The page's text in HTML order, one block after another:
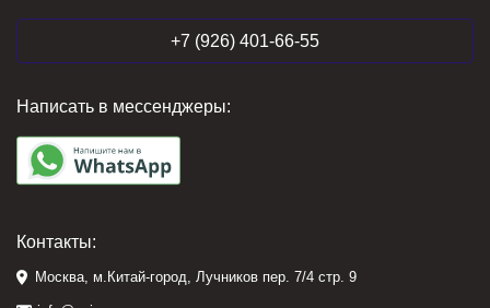
+7 (926) 401-66-55
Написать в мессенджеры:
Контакты:
Москва, м.Китай-город, Лучников пер. 7/4 стр. 9